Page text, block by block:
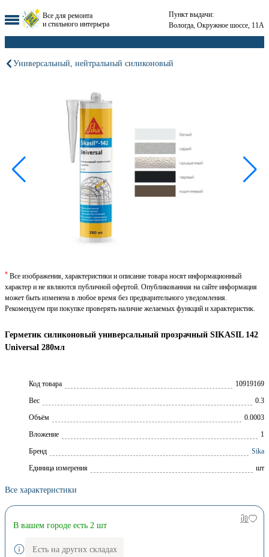
Все для ремонта
и стильного интерьера
Пункт выдачи:
Вологда, Окружное шоссе, 11А
Универсальный, нейтральный силиконовый
Герметик силиконовый универсальный прозрачный SIKASIL 142
Universal 280мл
Код товара
10919169
Вес
0.3
Объём
0.0003
Вложение
1
Брeнд
Sika
Единица измерения
шт
Все характеристики
* Все изображения, характеристики и описание товара носят информационный
характер и не являются публичной офертой. Опубликованная на сайте информация
может быть изменена в любое время без предварительного уведомления.
Рекомендуем при покупке проверять наличие желаемых функций и характеристик.
В вашем городе есть 2 шт
Есть на других складах